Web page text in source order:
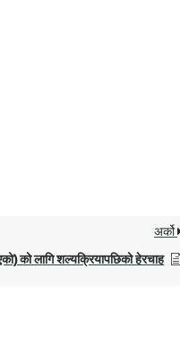
अर्को
को लागि शल्यक्रियापछिको हेरचाह